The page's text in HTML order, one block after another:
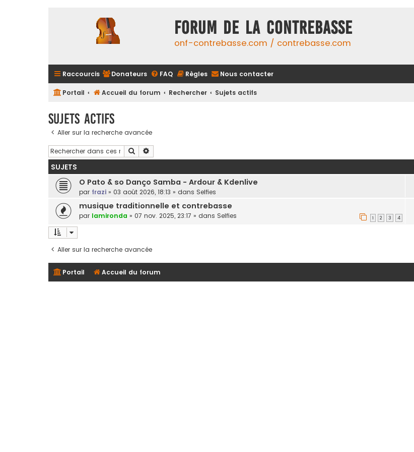
FORUM DE LA CONTREBASSE
onf-contrebasse.com / contrebasse.com
Raccourcis Donateurs FAQ Règles Nous contacter
Portail Accueil du forum Rechercher Sujets actifs
Sujets actifs
Aller sur la recherche avancée
Rechercher
SUJETS
O Pato & so Danço Samba - Ardour & Kdenlive
par frazi » 03 août 2026, 18:13 » dans Selfies
musique traditionnelle et contrebasse
par lamironda » 07 nov. 2025, 23:17 » dans Selfies 1 2 3 4
Aller sur la recherche avancée
Portail Accueil du forum